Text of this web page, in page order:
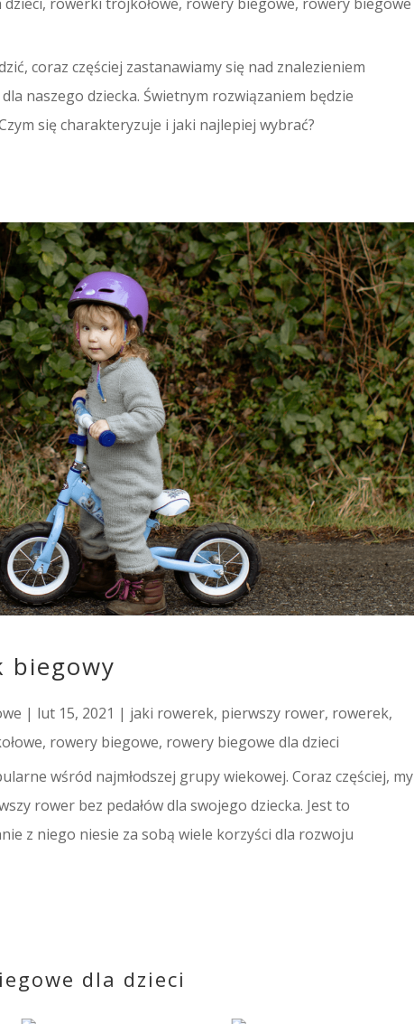
coraz częściej zastanawiamy się nad znalezieniem
naszego dziecka. Świetnym rozwiązaniem będzie
się charakteryzuje i jaki najlepiej wybrać?
biegowy
| lut 15, 2021 | jaki rowerek, pierwszy rower, rowerek,
, rowery biegowe, rowery biegowe dla dzieci
wśród najmłodszej grupy wiekowej. Coraz częściej, my
rower bez pedałów dla swojego dziecka. Jest to
z niego niesie za sobą wiele korzyści dla rozwoju
dla dzieci